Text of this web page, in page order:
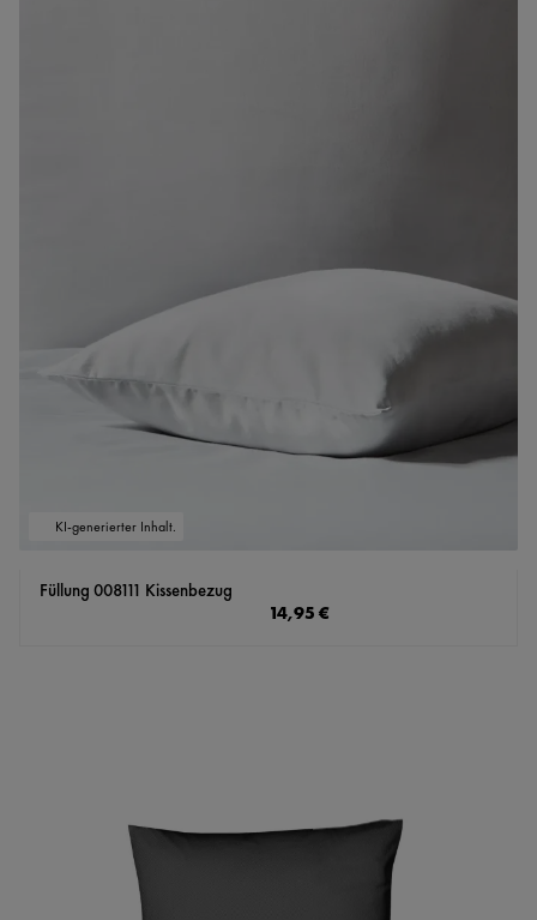
KI-generierter Inhalt.
Füllung 008111 Kissenbezug
Regulärer Preis:
14,95 €